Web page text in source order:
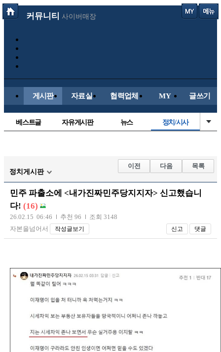
커뮤니티 사이버매장
게시판 자료실 협력업체 MY 글쓰기
베스트글 자유게시판 뉴스 정치/시사
해외축구
국내축구
정치게시판
이전 다음 목록
민주 파출소에 <내가진짜민주당지지자> 신고했습니
다! (16)
26.02.15 06:46 추천 96
조회 3148
자본을넘어서
작성글보기 신고 댓글